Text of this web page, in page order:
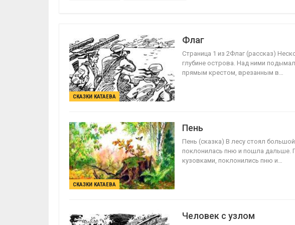
СКАЗКИ КАТАЕВА
Флаг
Страница 1 из 2Флаг (рассказ)
глубине острова. Над ними
прямым крестом, врезанным в…
СКАЗКИ КАТАЕВА
Пень
Пень (сказка) В лесу стоял
поклонилась пню и пошла дальше.
кузовками, поклонились пню и…
Человек с узлом